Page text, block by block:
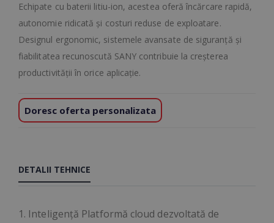
Echipate cu baterii litiu-ion, acestea oferă încărcare rapidă,
autonomie ridicată și costuri reduse de exploatare.
Designul ergonomic, sistemele avansate de siguranță și
fiabilitatea recunoscută SANY contribuie la creșterea
productivității în orice aplicație.
Doresc oferta personalizata
DETALII TEHNICE
1. Inteligență Platformă cloud dezvoltată de